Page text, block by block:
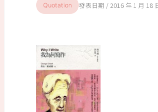
Quotation 2016 年 1 月 18